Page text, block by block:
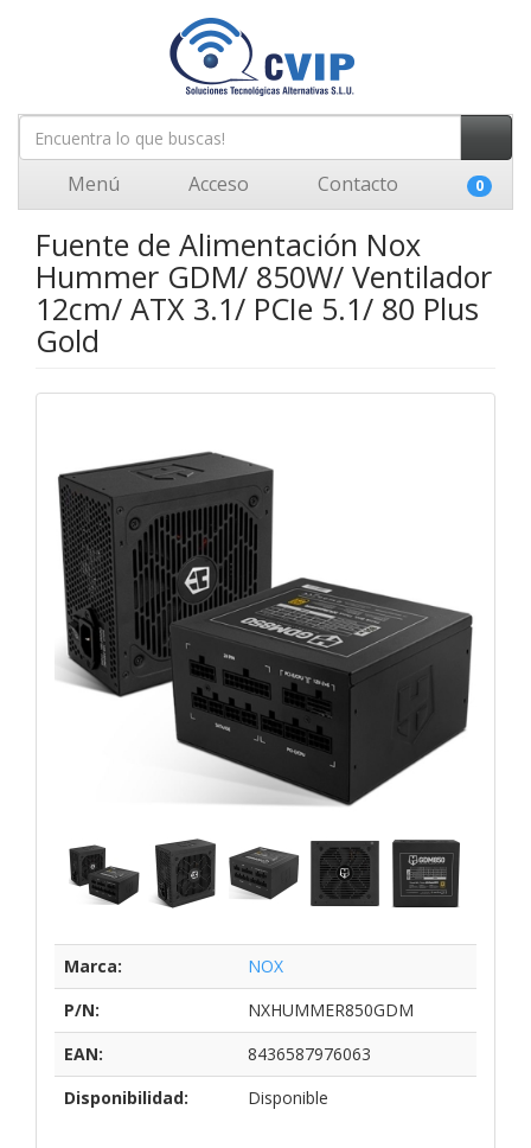
Menú Acceso Contacto 0
Fuente de Alimentación Nox
Hummer GDM/ 850W/ Ventilador
12cm/ ATX 3.1/ PCIe 5.1/ 80 Plus
Gold
Marca:
NOX
P/N:
NXHUMMER850GDM
EAN:
8436587976063
Disponibilidad:
Disponible